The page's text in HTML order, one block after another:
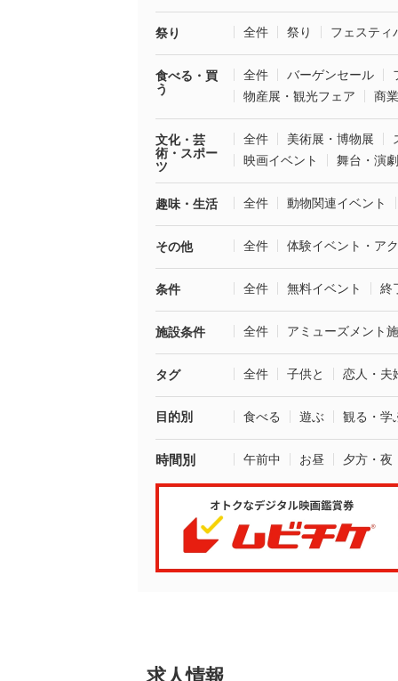
祭り 全件 祭り フェスティ
食べる・買
う
全件 バーゲンセール
物産展・観光フェア
商
文化・芸
術・スポー
ツ
全件 美術展・博物展
映画イベント
舞台・演劇
趣味・生活 全件 動物関連イベント
その他 全件 体験イベント・ア
条件 全件 無料イベント 終
施設条件 全件 アミューズメント
タグ 全件 子供と 恋人・夫
目的別 食べる 遊ぶ 観る・学
時間別 午前中 お昼 夕方・夜
求人情報